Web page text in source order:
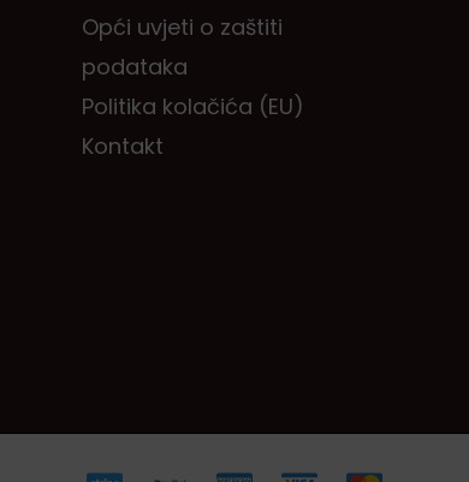
Opći uvjeti o zaštiti
podataka
Politika kolačića (EU)
Kontakt